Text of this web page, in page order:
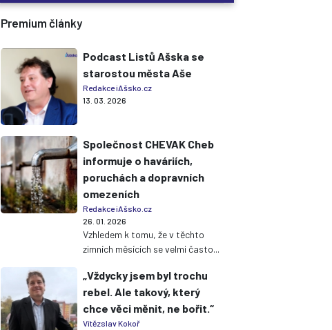
Premium články
Podcast Listů Ašska se
starostou města Aše
Redakce iAšsko.cz
13. 03. 2026
Společnost CHEVAK Cheb
informuje o haváriích,
poruchách a dopravních
omezeních
Redakce iAšsko.cz
26. 01. 2026
Vzhledem k tomu, že v těchto
zimních měsících se velmi často...
„Vždycky jsem byl trochu
rebel. Ale takový, který
chce věci měnit, ne bořit.“
Vítězslav Kokoř